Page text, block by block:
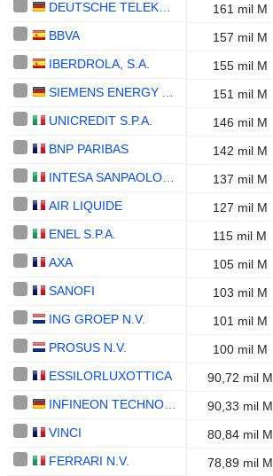
161 mil M
BBVA
157 mil M
IBERDROLA, S.A.
155 mil M
151 mil M
UNICREDIT S.P.A.
146 mil M
BNP PARIBAS
142 mil M
137 mil M
AIR LIQUIDE
127 mil M
ENEL S.P.A.
115 mil M
AXA
105 mil M
SANOFI
103 mil M
ING GROEP N.V.
101 mil M
PROSUS N.V.
100 mil M
ESSILORLUXOTTICA
90,72 mil M
90,33 mil M
VINCI
80,84 mil M
FERRARI N.V.
78,89 mil M